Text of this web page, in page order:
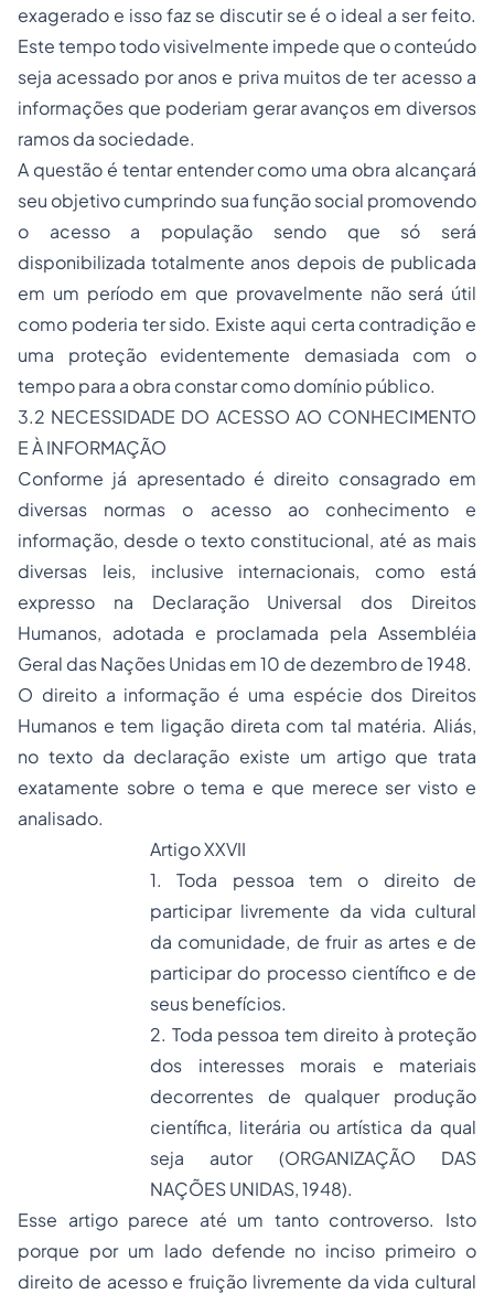
exagerado e isso faz se discutir se é o ideal a ser feito.
Este tempo todo visivelmente impede que o conteúdo
seja acessado por anos e priva muitos de ter acesso a
informações que poderiam gerar avanços em diversos
ramos da sociedade.
A questão é tentar entender como uma obra alcançará
seu objetivo cumprindo sua função social promovendo
o acesso a população sendo que só será
disponibilizada totalmente anos depois de publicada
em um período em que provavelmente não será útil
como poderia ter sido. Existe aqui certa contradição e
uma proteção evidentemente demasiada com o
tempo para a obra constar como domínio público.
3.2 NECESSIDADE DO ACESSO AO CONHECIMENTO
E À INFORMAÇÃO
Conforme já apresentado é direito consagrado em
diversas normas o acesso ao conhecimento e
informação, desde o texto constitucional, até as mais
diversas leis, inclusive internacionais, como está
expresso na Declaração Universal dos Direitos
Humanos, adotada e proclamada pela Assembléia
Geral das Nações Unidas em 10 de dezembro de 1948.
O direito a informação é uma espécie dos Direitos
Humanos e tem ligação direta com tal matéria. Aliás,
no texto da declaração existe um artigo que trata
exatamente sobre o tema e que merece ser visto e
analisado.
Artigo XXVII
1. Toda pessoa tem o direito de
participar livremente da vida cultural
da comunidade, de fruir as artes e de
participar do processo científico e de
seus benefícios.
2. Toda pessoa tem direito à proteção
dos interesses morais e materiais
decorrentes de qualquer produção
científica, literária ou artística da qual
seja autor (ORGANIZAÇÃO DAS
NAÇÕES UNIDAS, 1948).
Esse artigo parece até um tanto controverso. Isto
porque por um lado defende no inciso primeiro o
direito de acesso e fruição livremente da vida cultural